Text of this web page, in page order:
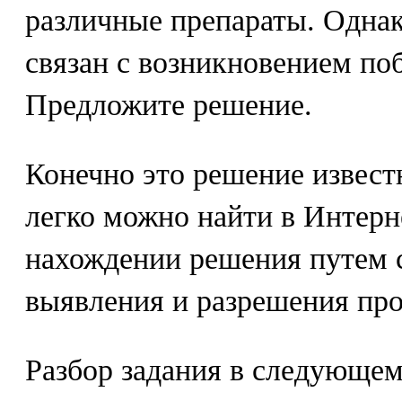
различные препараты.
связан с возникновением
Предложите решение.
Конечно это решение
легко можно найти в
нахождении решения путем
выявления и разрешения
Разбор задания в